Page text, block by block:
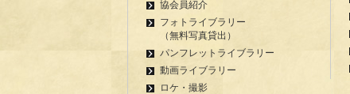
協会員紹介
フォトライブラリー
（無料写真貸出）
パンフレットライブラリー
動画ライブラリー
ロケ・撮影